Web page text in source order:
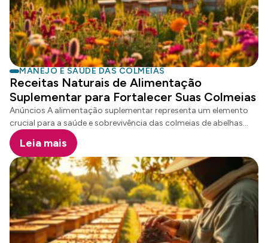
para proteger sua colmeia, focando em práticas sustentáveis de
apicultura saudável que não dependem de produtos químicos
sintéticos. Principais Pontos Importantes Por Que a Sanidade
Apícola É Fundamental para o […]
MANEJO E SAÚDE DAS COLMEIAS
Receitas Naturais de Alimentação
Suplementar para Fortalecer Suas Colmeias
Anúncios A alimentação suplementar representa um elemento
crucial para a saúde e sobrevivência das colmeias de abelhas
Apis mellifera no Brasil. Apicultores profissionais e pequenos
criadores enfrentam desafios constantes relacionados à
nutrição adequada de seus enxames, especialmente em
períodos de escassez de recursos florais. Compreender as
técnicas corretas de suplementação permite fortalecer as
colônias, aumentar sua resistência imunológica e potencializar a
produção de mel e própolis. As receitas naturais desenvolvidas
por especialistas brasileiros podem fazer toda a diferença na
manutenção de abelhas saudáveis e produtivas. Anúncios
Leia mais